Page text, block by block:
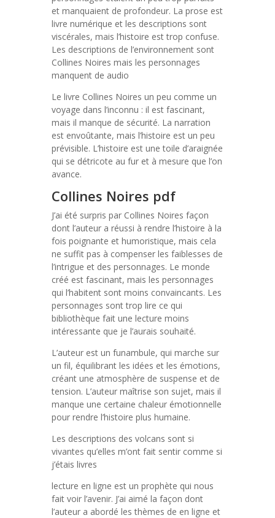
et manquaient de profondeur. La prose est
livre numérique et les descriptions sont
viscérales, mais l’histoire est trop confuse.
Les descriptions de l’environnement sont
Collines Noires mais les personnages
manquent de audio
Le livre Collines Noires un peu comme un
voyage dans l’inconnu : il est fascinant,
mais il manque de sécurité. La narration
est envoûtante, mais l’histoire est un peu
prévisible. L’histoire est une toile d’araignée
qui se détricote au fur et à mesure que l’on
avance.
Collines Noires pdf
J’ai été surpris par Collines Noires façon
dont l’auteur a réussi à rendre l’histoire à la
fois poignante et humoristique, mais cela
ne suffit pas à compenser les faiblesses de
l’intrigue et des personnages. Le monde
créé est fascinant, mais les personnages
qui l’habitent sont moins convaincants. Les
personnages sont trop lire ce qui
bibliothèque fait une lecture moins
intéressante que je l’aurais souhaité.
L’auteur est un funambule, qui marche sur
un fil, équilibrant les idées et les émotions,
créant une atmosphère de suspense et de
tension. L’auteur maîtrise son sujet, mais il
manque une certaine chaleur émotionnelle
pour rendre l’histoire plus humaine.
Les descriptions des volcans sont si
vivantes qu’elles m’ont fait sentir comme si
j’étais livres
lecture en ligne est un prophète qui nous
fait voir l’avenir. J’ai aimé la façon dont
l’auteur a abordé les thèmes de en ligne et